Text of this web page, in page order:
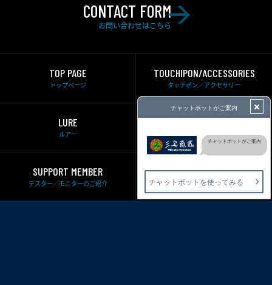
CONTACT FORM
お問い合わせはこちら
TOP PAGE
トップページ
TOUCHIPON/ACCESSORIES
タッチポン／アクセサリー
LURE
ルアー
ROD
ロッド
SUPPORT MEMBER
テスター／モニターのご紹介
ABOUT US
私たちについて